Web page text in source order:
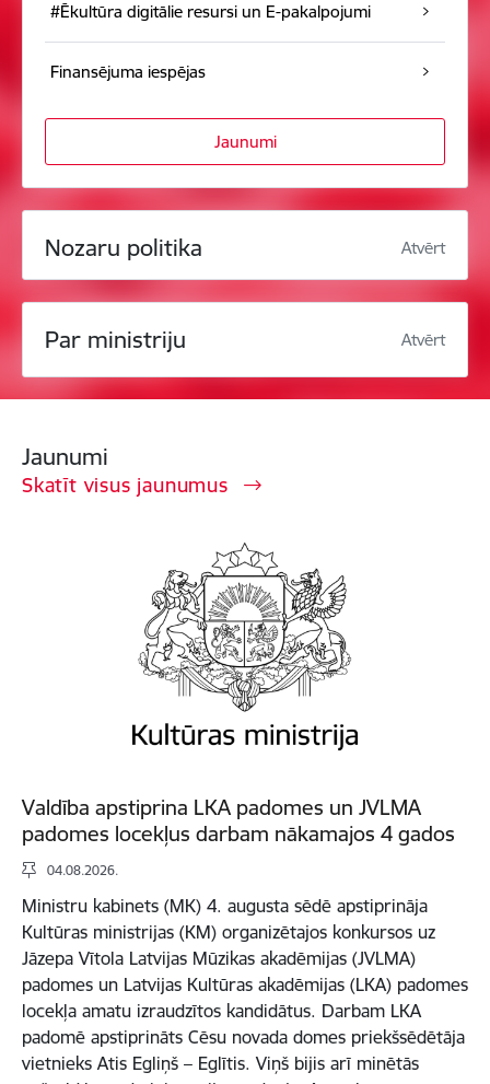
#Ēkultūra digitālie resursi un E-pakalpojumi
Finansējuma iespējas
Jaunumi
Nozaru politika Atvērt
Par ministriju Atvērt
Jaunumi
Skatīt visus jaunumus
Valdība apstiprina LKA padomes un JVLMA
padomes locekļus darbam nākamajos 4 gados
04.08.2026.
Ministru kabinets (MK) 4. augusta sēdē apstiprināja
Kultūras ministrijas (KM) organizētajos konkursos uz
Jāzepa Vītola Latvijas Mūzikas akadēmijas (JVLMA)
padomes un Latvijas Kultūras akadēmijas (LKA) padomes
locekļa amatu izraudzītos kandidātus. Darbam LKA
padomē apstiprināts Cēsu novada domes priekšsēdētāja
vietnieks Atis Egliņš – Eglītis. Viņš bijis arī minētās